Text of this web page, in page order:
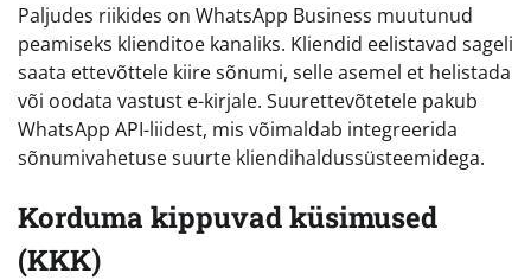
Paljudes riikides on WhatsApp Business muutunud
peamiseks klienditoe kanaliks. Kliendid eelistavad sageli
saata ettevõttele kiire sõnumi, selle asemel et helistada
või oodata vastust e-kirjale. Suurettevõtetele pakub
WhatsApp API-liidest, mis võimaldab integreerida
sõnumivahetuse suurte kliendihaldussüsteemidega.
Korduma kippuvad küsimused
(KKK)